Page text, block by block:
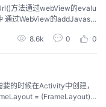
8.6k 0 0
的时候在Activity中创建，